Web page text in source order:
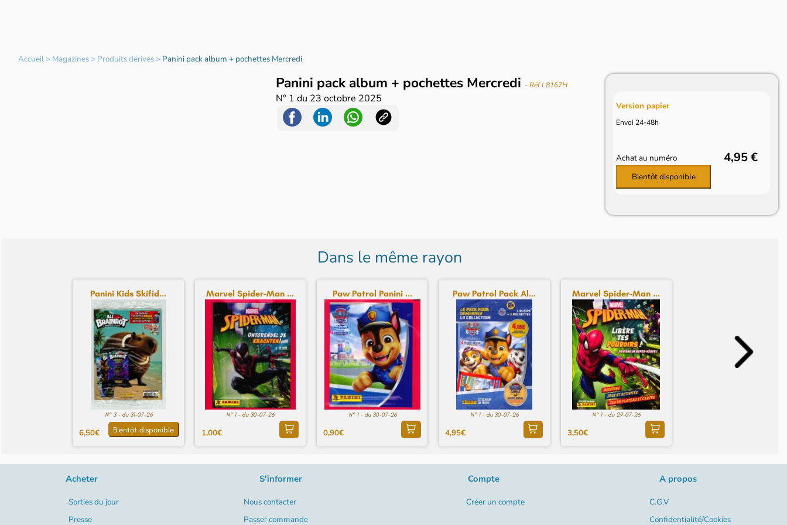
Accueil> Magazines> Produits dérivés> Panini pack album + pochettes Mercredi
Panini pack album + pochettes Mercredi - Réf L8167H
N° 1 du 23 octobre 2025
Version papier
Envoi 24-48h
Achat au numéro 4,95 €
Bientôt disponible
Dans le même rayon
Panini Kids Skifid...
N° 3 - du 31-07-26
6,50€ Bientôt disponible
Marvel Spider-Man ...
N° 1 - du 30-07-26
1,00€
Paw Patrol Panini ...
N° 1 - du 30-07-26
0,90€
Paw Patrol Pack Al...
N° 1 - du 30-07-26
4,95€
Marvel Spider-Man ...
N° 1 - du 29-07-26
3,50€
Acheter
Sorties du jour
Presse
S'informer
Nous contacter
Passer commande
Compte
Créer un compte
A propos
C.G.V
Confidentialité/Cookies